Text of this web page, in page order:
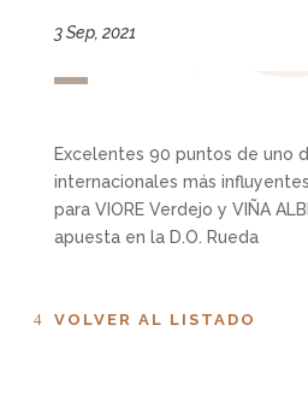
3 Sep, 2021
Excelentes 90 puntos de uno
internacionales más
para VIORE Verdejo y VIÑA
apuesta en la D.O. Rueda
VOLVER AL LISTADO